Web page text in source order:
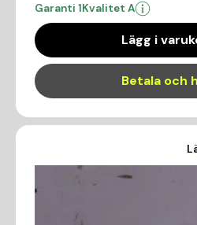
Garanti 1Kvalitet A
Lägg i
Betala och